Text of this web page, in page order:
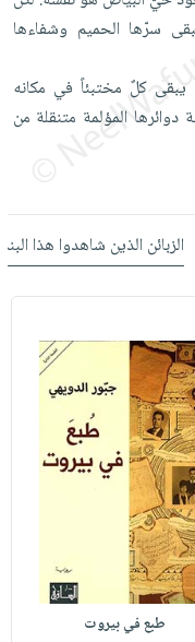
سرّها الحميم وشفاءها
كلٌ مختبئاً في مكانه
المؤلمة متنقلة من
الزبائن الذين شاهدوا هذا
طبع في بيروت